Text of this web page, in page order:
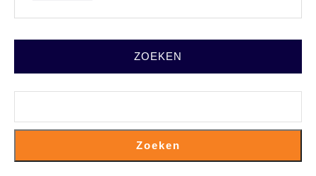
ZOEKEN
Zoeken